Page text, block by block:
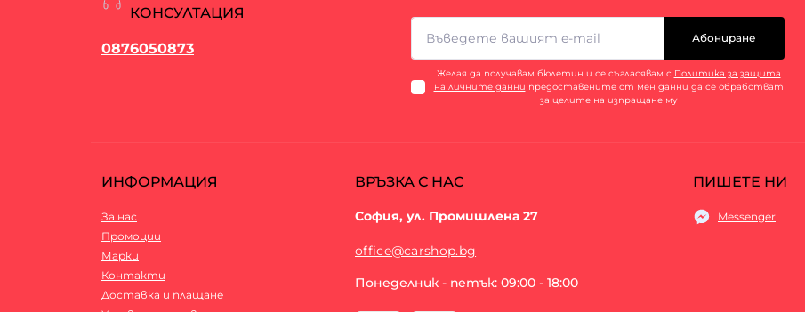
КОНСУЛТАЦИЯ
0876050873
Абониране
Желая да получавам бюлетин и се съгласявам с Политика за защита
на личните данни предоставените от мен данни да се обработват
за целите на изпращане му
ИНФОРМАЦИЯ
За нас
Промоции
Марки
Контакти
Доставка и плащане
ВРЪЗКА С НАС
София, ул. Промишлена 27
office@carshop.bg
Понеделник - петък: 09:00 - 18:00
ПИШЕТЕ НИ
Messenger